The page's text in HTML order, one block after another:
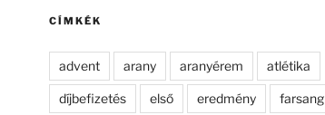
CÍMKÉK
advent arany aranyérem atlétika
díjbefizetés első eredmény farsang